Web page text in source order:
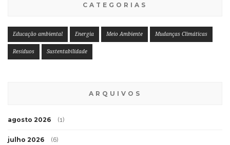
CATEGORIAS
Educação ambiental Energia Meio Ambiente Mudanças Climáticas
Resíduos Sustentabilidade
ARQUIVOS
agosto 2026 (1)
julho 2026 (6)